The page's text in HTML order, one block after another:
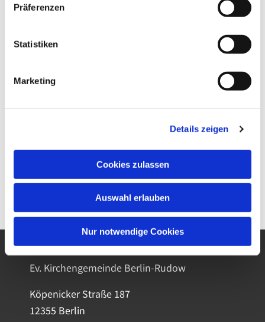
Präferenzen
Statistiken
Marketing
Details zeigen
Cookies zulassen
Auswahl erlauben
Nur notwendige Cookies
Ev. Kirchengemeinde Berlin-Rudow
Köpenicker Straße 187
12355 Berlin